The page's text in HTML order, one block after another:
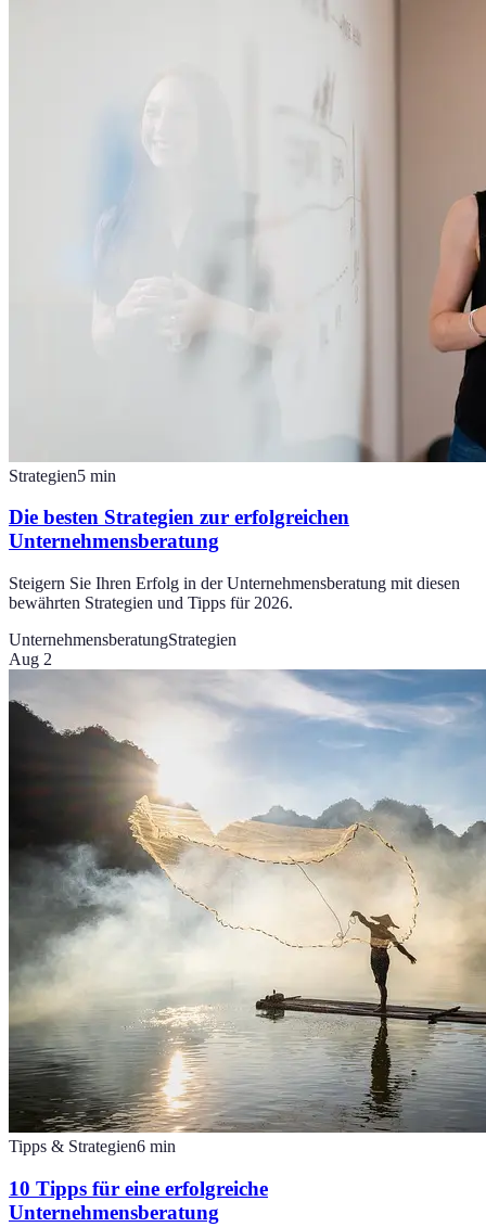
Strategien5 min
Die besten Strategien zur erfolgreichen
Unternehmensberatung
Steigern Sie Ihren Erfolg in der Unternehmensberatung mit diesen
bewährten Strategien und Tipps für 2026.
UnternehmensberatungStrategien
Aug 2
Tipps & Strategien6 min
10 Tipps für eine erfolgreiche
Unternehmensberatung